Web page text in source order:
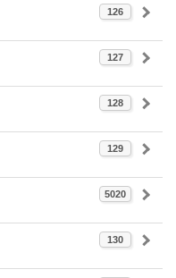
126
127
128
129
5020
130